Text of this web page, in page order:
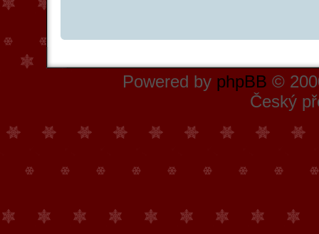
Powered by phpBB ©
Český